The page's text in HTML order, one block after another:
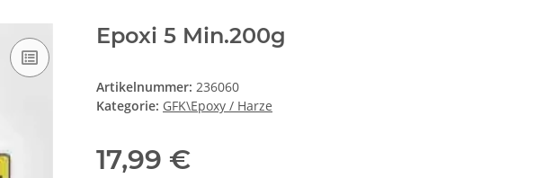
Epoxi 5 Min.200g
Artikelnummer: 236060
Kategorie: GFK\Epoxy / Harze
17,99 €